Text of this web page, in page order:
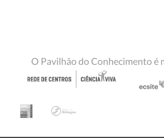
O Pavilhão do Conhecimento é